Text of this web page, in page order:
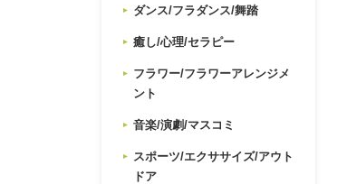
ダンス/フラダンス/舞踏
癒し/心理/セラピー
フラワー/フラワーアレンジメ
ント
音楽/演劇/マスコミ
スポーツ/エクササイズ/アウト
ドア